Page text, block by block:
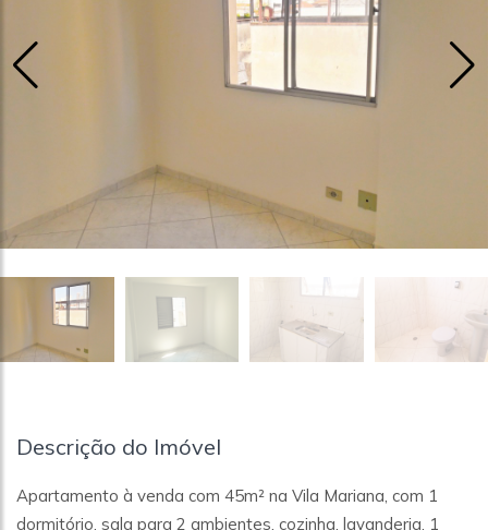
Descrição do Imóvel
Apartamento à venda com 45m² na Vila Mariana, com 1
dormitório, sala para 2 ambientes, cozinha, lavanderia, 1